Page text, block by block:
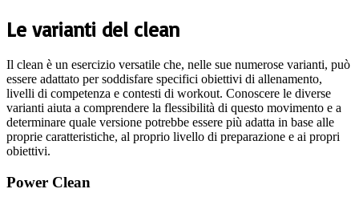
Le varianti del clean
Il clean è un esercizio versatile che, nelle sue numerose varianti, può
essere adattato per soddisfare specifici obiettivi di allenamento,
livelli di competenza e contesti di workout. Conoscere le diverse
varianti aiuta a comprendere la flessibilità di questo movimento e a
determinare quale versione potrebbe essere più adatta in base alle
proprie caratteristiche, al proprio livello di preparazione e ai propri
obiettivi.
Power Clean